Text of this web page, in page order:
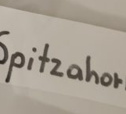
Robinie
Tanne